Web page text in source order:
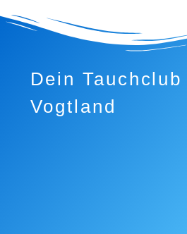
Dein Tauchclub
Vogtland